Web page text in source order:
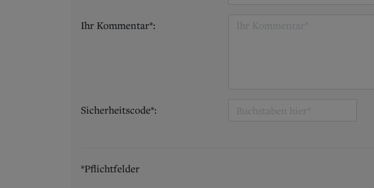
Ihr Kommentar*:
Sicherheitscode*:
*Pflichtfelder